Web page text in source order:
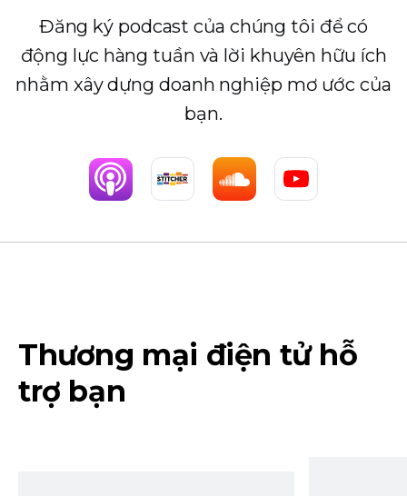
Đăng ký podcast của chúng tôi để có
động lực hàng tuần và lời khuyên hữu ích
nhằm xây dựng doanh nghiệp mơ ước của
bạn.
Thương mại điện tử hỗ
trợ bạn